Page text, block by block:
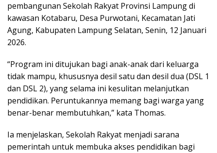
pembangunan Sekolah Rakyat Provinsi Lampung di
kawasan Kotabaru, Desa Purwotani, Kecamatan Jati
Agung, Kabupaten Lampung Selatan, Senin, 12 Januari
2026.
“Program ini ditujukan bagi anak-anak dari keluarga
tidak mampu, khususnya desil satu dan desil dua (DSL 1
dan DSL 2), yang selama ini kesulitan melanjutkan
pendidikan. Peruntukannya memang bagi warga yang
benar-benar membutuhkan,” kata Thomas.
Ia menjelaskan, Sekolah Rakyat menjadi sarana
pemerintah untuk membuka akses pendidikan bagi